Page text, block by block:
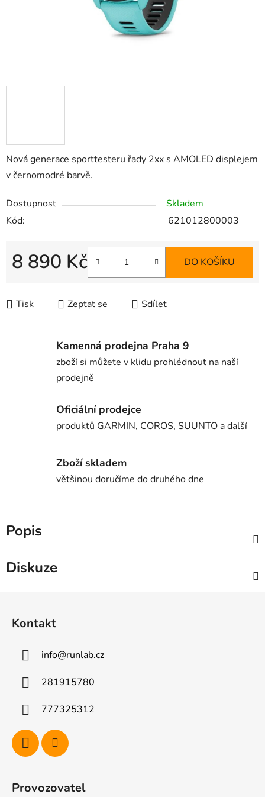
Nová generace sporttesteru řady 2xx s AMOLED displejem
v černomodré barvě.
Dostupnost
Skladem
Kód:
621012800003
8 890 Kč DO KOŠÍKU
Tisk Zeptat se Sdílet
Kamenná prodejna Praha 9
zboží si můžete v klidu prohlédnout na naší
prodejně
Oficiální prodejce
produktů GARMIN, COROS, SUUNTO a další
Zboží skladem
většinou doručíme do druhého dne
Popis
Diskuze
Kontakt
info@runlab.cz
281915780
777325312
Provozovatel